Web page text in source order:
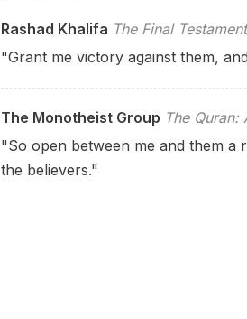
Rashad Khalifa The Final Testament
"Grant me victory against them,
The Monotheist Group The Quran:
"So open between me and them a
the believers."